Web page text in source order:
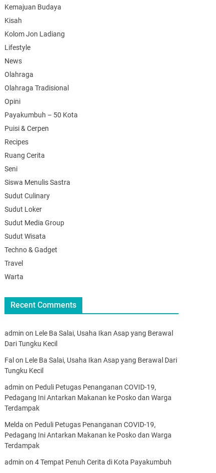
Kemajuan Budaya
Kisah
Kolom Jon Ladiang
Lifestyle
News
Olahraga
Olahraga Tradisional
Opini
Payakumbuh – 50 Kota
Puisi & Cerpen
Recipes
Ruang Cerita
Seni
Siswa Menulis Sastra
Sudut Culinary
Sudut Loker
Sudut Media Group
Sudut Wisata
Techno & Gadget
Travel
Warta
Recent Comments
admin on Lele Ba Salai, Usaha Ikan Asap yang Berawal
Dari Tungku Kecil
Fal on Lele Ba Salai, Usaha Ikan Asap yang Berawal Dari
Tungku Kecil
admin on Peduli Petugas Penanganan COVID-19,
Pedagang Ini Antarkan Makanan ke Posko dan Warga
Terdampak
Melda on Peduli Petugas Penanganan COVID-19,
Pedagang Ini Antarkan Makanan ke Posko dan Warga
Terdampak
admin on 4 Tempat Penuh Cerita di Kota Payakumbuh